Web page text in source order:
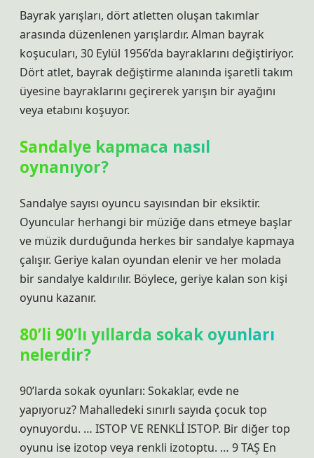
Bayrak yarışları, dört atletten oluşan takımlar
arasında düzenlenen yarışlardır. Alman bayrak
koşucuları, 30 Eylül 1956’da bayraklarını değiştiriyor.
Dört atlet, bayrak değiştirme alanında işaretli takım
üyesine bayraklarını geçirerek yarışın bir ayağını
veya etabını koşuyor.
Sandalye kapmaca nasıl
oynanıyor?
Sandalye sayısı oyuncu sayısından bir eksiktir.
Oyuncular herhangi bir müziğe dans etmeye başlar
ve müzik durduğunda herkes bir sandalye kapmaya
çalışır. Geriye kalan oyundan elenir ve her molada
bir sandalye kaldırılır. Böylece, geriye kalan son kişi
oyunu kazanır.
80’li 90’lı yıllarda sokak oyunları
nelerdir?
90’larda sokak oyunları: Sokaklar, evde ne
yapıyoruz? Mahalledeki sınırlı sayıda çocuk top
oynuyordu. … ISTOP VE RENKLİ ISTOP. Bir diğer top
oyunu ise izotop veya renkli izotoptu. … 9 TAŞ En